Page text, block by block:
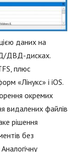
даних на
ДВД-дисках.
плюс
«Лінукс» і iOS.
окремих
видалених файлів
рішення
без